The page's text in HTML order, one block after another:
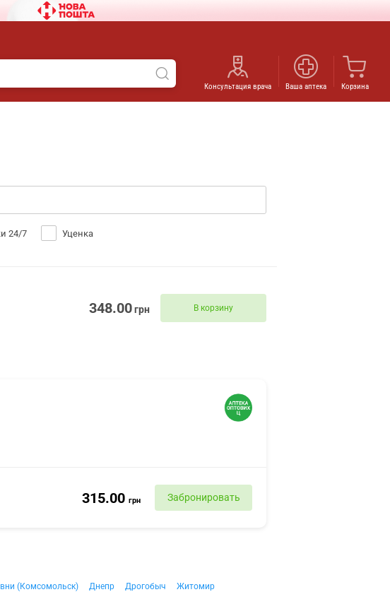
Консультация врача Ваша аптека Корзина
24/7 Уценка
348.00грн В корзину
315.00 грн Забронировать
(Комсомольск) Днепр Дрогобыч
Житомир